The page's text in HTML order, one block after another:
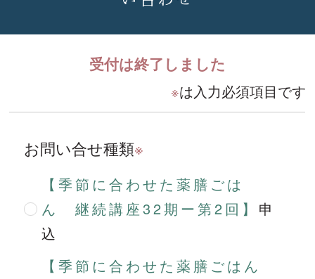
受付は終了しました
※は入力必須項目です
お問い合せ種類※
【季節に合わせた薬膳ごは
ん 継続講座32期ー第2回】 申
込
【季節に合わせた薬膳ごはん